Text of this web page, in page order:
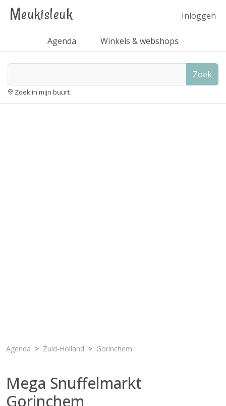
Meukisleuk Inloggen
Agenda Winkels & webshops
Zoek
Zoek in mijn buurt
Agenda Zuid-Holland Gorinchem
Mega Snuffelmarkt
Gorinchem